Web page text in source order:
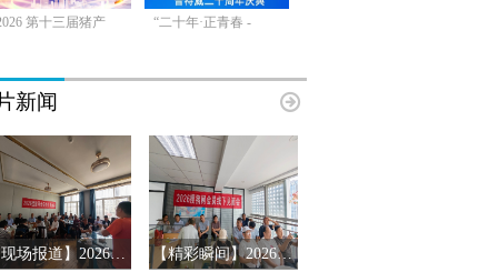
第十三届猪产 “二十年·正青春 -
新闻
【现场报道】2026年搜猪俱乐部会员见面会-山东临沂站 【精彩瞬间】2026搜猪俱乐部会员见面会-山东济南站